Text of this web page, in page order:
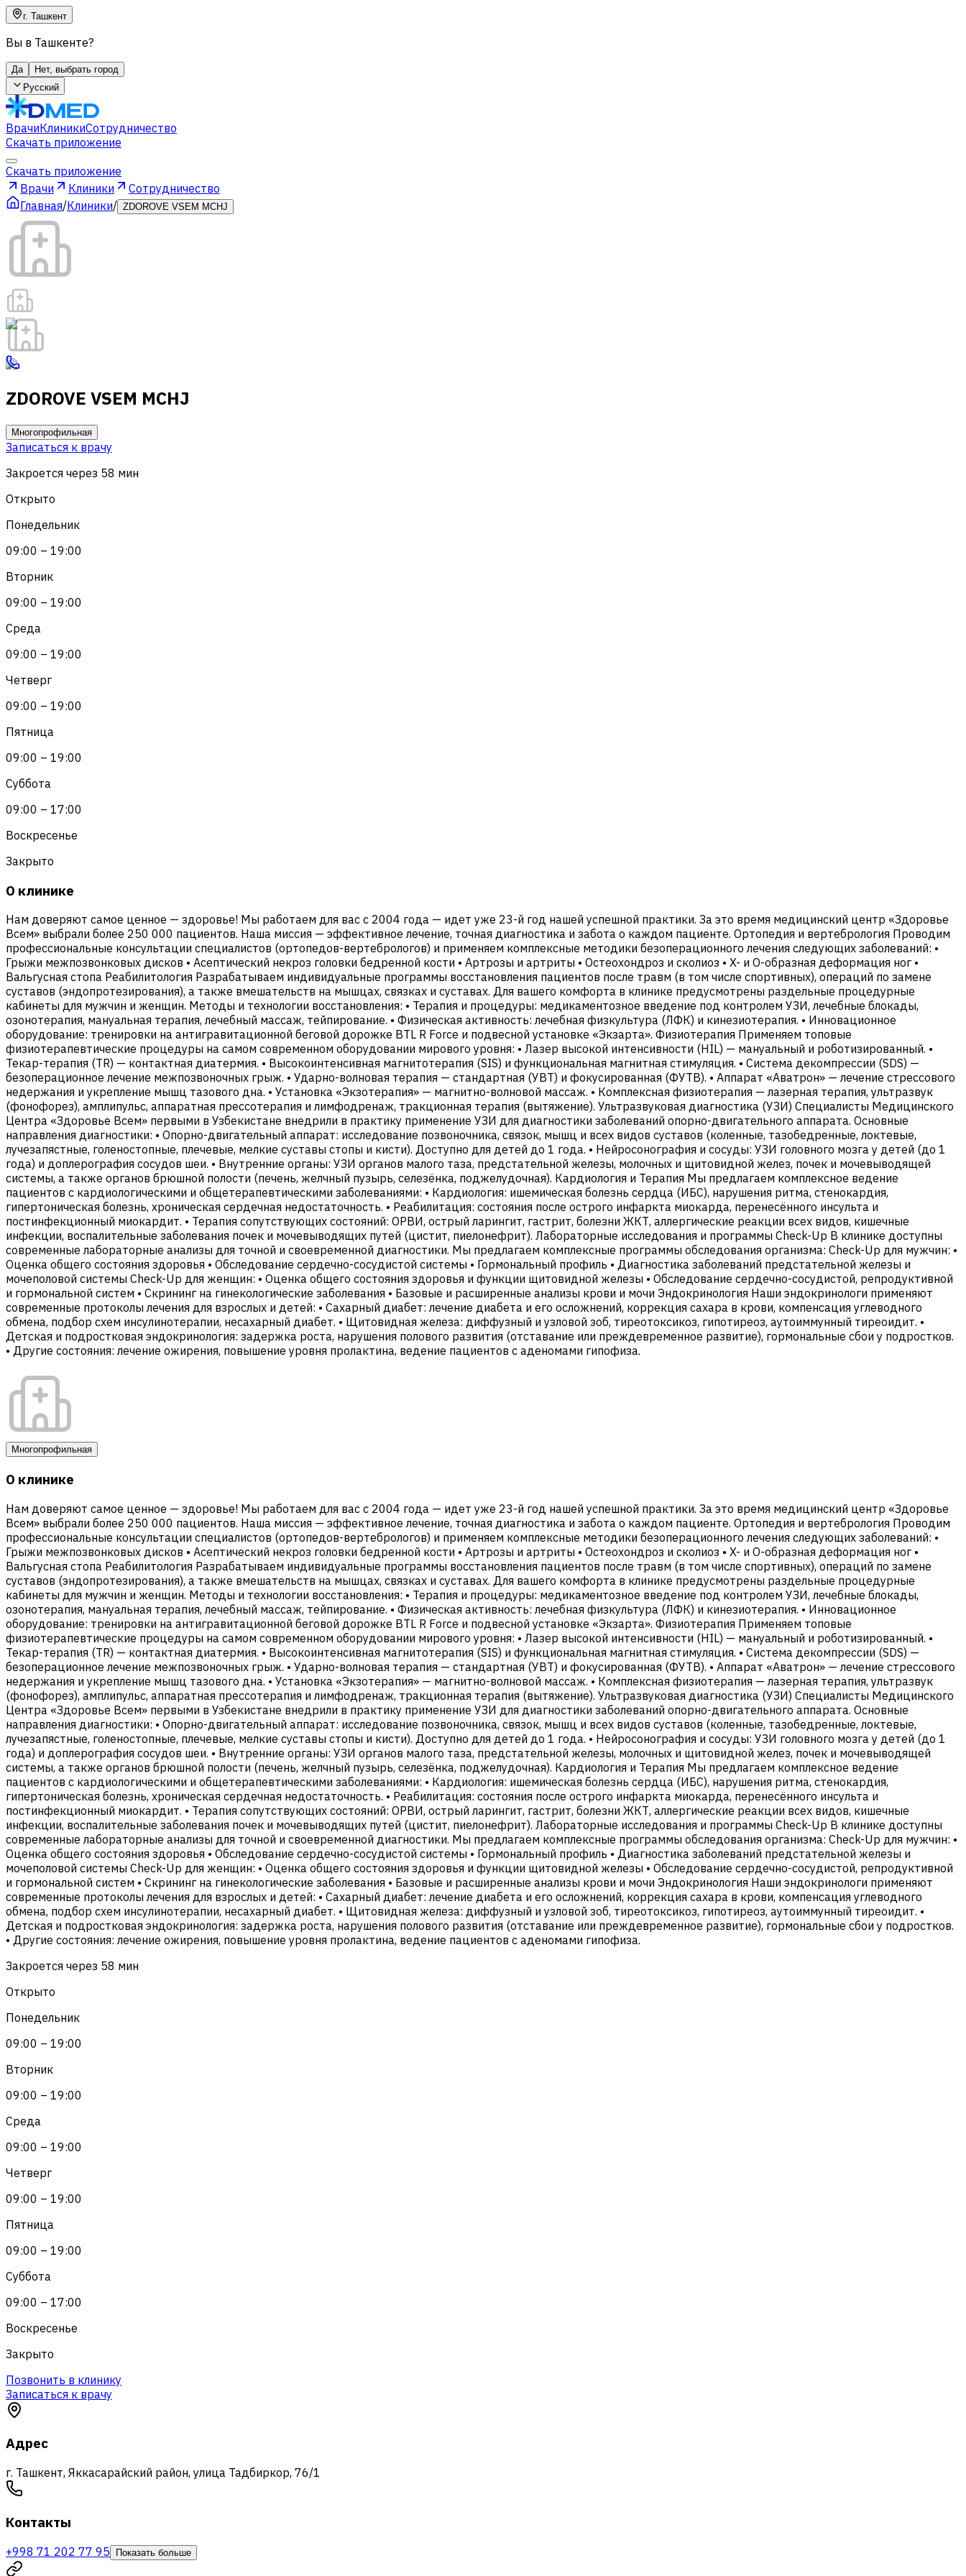
г. Ташкент
Вы в Ташкенте?
Да
Нет, выбрать город
Русский
ВрачиКлиникиСотрудничество
Скачать приложение
Скачать приложение
Врачи
Клиники
Сотрудничество
Главная/Клиники/ ZDOROVE VSEM MCHJ
ZDOROVE VSEM MCHJ
Многопрофильная
Записаться к врачу
Закроется через 58 мин
Открыто
Понедельник
09:00 – 19:00
Вторник
09:00 – 19:00
Среда
09:00 – 19:00
Четверг
09:00 – 19:00
Пятница
09:00 – 19:00
Суббота
09:00 – 17:00
Воскресенье
Закрыто
О клинике
Нам доверяют самое ценное — здоровье! Мы работаем для вас с 2004 года — идет уже 23-й год нашей успешной практики. За это время медицинский центр «Здоровье
Всем» выбрали более 250 000 пациентов. Наша миссия — эффективное лечение, точная диагностика и забота о каждом пациенте. Ортопедия и вертебрология Проводим
профессиональные консультации специалистов (ортопедов-вертебрологов) и применяем комплексные методики безоперационного лечения следующих заболеваний: •
Грыжи межпозвонковых дисков • Асептический некроз головки бедренной кости • Артрозы и артриты • Остеохондроз и сколиоз • X- и O-образная деформация ног •
Вальгусная стопа Реабилитология Разрабатываем индивидуальные программы восстановления пациентов после травм (в том числе спортивных), операций по замене
суставов (эндопротезирования), а также вмешательств на мышцах, связках и суставах. Для вашего комфорта в клинике предусмотрены раздельные процедурные
кабинеты для мужчин и женщин. Методы и технологии восстановления: • Терапия и процедуры: медикаментозное введение под контролем УЗИ, лечебные блокады,
озонотерапия, мануальная терапия, лечебный массаж, тейпирование. • Физическая активность: лечебная физкультура (ЛФК) и кинезиотерапия. • Инновационное
оборудование: тренировки на антигравитационной беговой дорожке BTL R Force и подвесной установке «Экзарта». Физиотерапия Применяем топовые
физиотерапевтические процедуры на самом современном оборудовании мирового уровня: • Лазер высокой интенсивности (HIL) — мануальный и роботизированный. •
Текар-терапия (TR) — контактная диатермия. • Высокоинтенсивная магнитотерапия (SIS) и функциональная магнитная стимуляция. • Система декомпрессии (SDS) —
безоперационное лечение межпозвоночных грыж. • Ударно-волновая терапия — стандартная (УВТ) и фокусированная (ФУТВ). • Аппарат «Аватрон» — лечение стрессового
недержания и укрепление мышц тазового дна. • Установка «Экзотерапия» — магнитно-волновой массаж. • Комплексная физиотерапия — лазерная терапия, ультразвук
(фонофорез), амплипульс, аппаратная прессотерапия и лимфодренаж, тракционная терапия (вытяжение). Ультразвуковая диагностика (УЗИ) Специалисты Медицинского
Центра «Здоровье Всем» первыми в Узбекистане внедрили в практику применение УЗИ для диагностики заболеваний опорно-двигательного аппарата. Основные
направления диагностики: • Опорно-двигательный аппарат: исследование позвоночника, связок, мышц и всех видов суставов (коленные, тазобедренные, локтевые,
лучезапястные, голеностопные, плечевые, мелкие суставы стопы и кисти). Доступно для детей до 1 года. • Нейросонография и сосуды: УЗИ головного мозга у детей (до 1
года) и доплерография сосудов шеи. • Внутренние органы: УЗИ органов малого таза, предстательной железы, молочных и щитовидной желез, почек и мочевыводящей
системы, а также органов брюшной полости (печень, желчный пузырь, селезёнка, поджелудочная). Кардиология и Терапия Мы предлагаем комплексное ведение
пациентов с кардиологическими и общетерапевтическими заболеваниями: • Кардиология: ишемическая болезнь сердца (ИБС), нарушения ритма, стенокардия,
гипертоническая болезнь, хроническая сердечная недостаточность. • Реабилитация: состояния после острого инфаркта миокарда, перенесённого инсульта и
постинфекционный миокардит. • Терапия сопутствующих состояний: ОРВИ, острый ларингит, гастрит, болезни ЖКТ, аллергические реакции всех видов, кишечные
инфекции, воспалительные заболевания почек и мочевыводящих путей (цистит, пиелонефрит). Лабораторные исследования и программы Check-Up В клинике доступны
современные лабораторные анализы для точной и своевременной диагностики. Мы предлагаем комплексные программы обследования организма: Check-Up для мужчин: •
Оценка общего состояния здоровья • Обследование сердечно-сосудистой системы • Гормональный профиль • Диагностика заболеваний предстательной железы и
мочеполовой системы Check-Up для женщин: • Оценка общего состояния здоровья и функции щитовидной железы • Обследование сердечно-сосудистой, репродуктивной
и гормональной систем • Скрининг на гинекологические заболевания • Базовые и расширенные анализы крови и мочи Эндокринология Наши эндокринологи применяют
современные протоколы лечения для взрослых и детей: • Сахарный диабет: лечение диабета и его осложнений, коррекция сахара в крови, компенсация углеводного
обмена, подбор схем инсулинотерапии, несахарный диабет. • Щитовидная железа: диффузный и узловой зоб, тиреотоксикоз, гипотиреоз, аутоиммунный тиреоидит. •
Детская и подростковая эндокринология: задержка роста, нарушения полового развития (отставание или преждевременное развитие), гормональные сбои у подростков.
• Другие состояния: лечение ожирения, повышение уровня пролактина, ведение пациентов с аденомами гипофиза.
Многопрофильная
О клинике
Нам доверяют самое ценное — здоровье! Мы работаем для вас с 2004 года — идет уже 23-й год нашей успешной практики. За это время медицинский центр «Здоровье
Всем» выбрали более 250 000 пациентов. Наша миссия — эффективное лечение, точная диагностика и забота о каждом пациенте. Ортопедия и вертебрология Проводим
профессиональные консультации специалистов (ортопедов-вертебрологов) и применяем комплексные методики безоперационного лечения следующих заболеваний: •
Грыжи межпозвонковых дисков • Асептический некроз головки бедренной кости • Артрозы и артриты • Остеохондроз и сколиоз • X- и O-образная деформация ног •
Вальгусная стопа Реабилитология Разрабатываем индивидуальные программы восстановления пациентов после травм (в том числе спортивных), операций по замене
суставов (эндопротезирования), а также вмешательств на мышцах, связках и суставах. Для вашего комфорта в клинике предусмотрены раздельные процедурные
кабинеты для мужчин и женщин. Методы и технологии восстановления: • Терапия и процедуры: медикаментозное введение под контролем УЗИ, лечебные блокады,
озонотерапия, мануальная терапия, лечебный массаж, тейпирование. • Физическая активность: лечебная физкультура (ЛФК) и кинезиотерапия. • Инновационное
оборудование: тренировки на антигравитационной беговой дорожке BTL R Force и подвесной установке «Экзарта». Физиотерапия Применяем топовые
физиотерапевтические процедуры на самом современном оборудовании мирового уровня: • Лазер высокой интенсивности (HIL) — мануальный и роботизированный. •
Текар-терапия (TR) — контактная диатермия. • Высокоинтенсивная магнитотерапия (SIS) и функциональная магнитная стимуляция. • Система декомпрессии (SDS) —
безоперационное лечение межпозвоночных грыж. • Ударно-волновая терапия — стандартная (УВТ) и фокусированная (ФУТВ). • Аппарат «Аватрон» — лечение стрессового
недержания и укрепление мышц тазового дна. • Установка «Экзотерапия» — магнитно-волновой массаж. • Комплексная физиотерапия — лазерная терапия, ультразвук
(фонофорез), амплипульс, аппаратная прессотерапия и лимфодренаж, тракционная терапия (вытяжение). Ультразвуковая диагностика (УЗИ) Специалисты Медицинского
Центра «Здоровье Всем» первыми в Узбекистане внедрили в практику применение УЗИ для диагностики заболеваний опорно-двигательного аппарата. Основные
направления диагностики: • Опорно-двигательный аппарат: исследование позвоночника, связок, мышц и всех видов суставов (коленные, тазобедренные, локтевые,
лучезапястные, голеностопные, плечевые, мелкие суставы стопы и кисти). Доступно для детей до 1 года. • Нейросонография и сосуды: УЗИ головного мозга у детей (до 1
года) и доплерография сосудов шеи. • Внутренние органы: УЗИ органов малого таза, предстательной железы, молочных и щитовидной желез, почек и мочевыводящей
системы, а также органов брюшной полости (печень, желчный пузырь, селезёнка, поджелудочная). Кардиология и Терапия Мы предлагаем комплексное ведение
пациентов с кардиологическими и общетерапевтическими заболеваниями: • Кардиология: ишемическая болезнь сердца (ИБС), нарушения ритма, стенокардия,
гипертоническая болезнь, хроническая сердечная недостаточность. • Реабилитация: состояния после острого инфаркта миокарда, перенесённого инсульта и
постинфекционный миокардит. • Терапия сопутствующих состояний: ОРВИ, острый ларингит, гастрит, болезни ЖКТ, аллергические реакции всех видов, кишечные
инфекции, воспалительные заболевания почек и мочевыводящих путей (цистит, пиелонефрит). Лабораторные исследования и программы Check-Up В клинике доступны
современные лабораторные анализы для точной и своевременной диагностики. Мы предлагаем комплексные программы обследования организма: Check-Up для мужчин: •
Оценка общего состояния здоровья • Обследование сердечно-сосудистой системы • Гормональный профиль • Диагностика заболеваний предстательной железы и
мочеполовой системы Check-Up для женщин: • Оценка общего состояния здоровья и функции щитовидной железы • Обследование сердечно-сосудистой, репродуктивной
и гормональной систем • Скрининг на гинекологические заболевания • Базовые и расширенные анализы крови и мочи Эндокринология Наши эндокринологи применяют
современные протоколы лечения для взрослых и детей: • Сахарный диабет: лечение диабета и его осложнений, коррекция сахара в крови, компенсация углеводного
обмена, подбор схем инсулинотерапии, несахарный диабет. • Щитовидная железа: диффузный и узловой зоб, тиреотоксикоз, гипотиреоз, аутоиммунный тиреоидит. •
Детская и подростковая эндокринология: задержка роста, нарушения полового развития (отставание или преждевременное развитие), гормональные сбои у подростков.
• Другие состояния: лечение ожирения, повышение уровня пролактина, ведение пациентов с аденомами гипофиза.
Закроется через 58 мин
Открыто
Понедельник
09:00 – 19:00
Вторник
09:00 – 19:00
Среда
09:00 – 19:00
Четверг
09:00 – 19:00
Пятница
09:00 – 19:00
Суббота
09:00 – 17:00
Воскресенье
Закрыто
Позвонить в клинику
Записаться к врачу
Адрес
г. Ташкент, Яккасарайский район, улица Тадбиркор, 76/1
Контакты
+998 71 202 77 95 Показать больше